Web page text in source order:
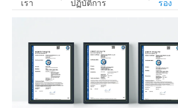
เรา
ปฏิบัติการ
รอง